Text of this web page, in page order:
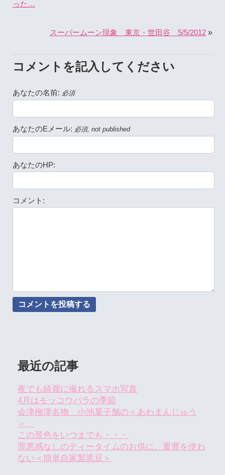
った…
スーパームーン現象 東京・世田谷 5/5/2012 »
コメントを記入してください
あなたの名前: 必須
あなたのEメール: 必須, not published
あなたのHP:
コメント:
最近の記事
夜でも綺麗に撮れるスマホ写真
4月はモッコウバラの季節
会津柳津名物 小池菓子舗の＜あわまんじゅう
＞
この景色をいつまでも・・・
罪悪感なしのティータイムのお供に。重曹を使わ
ない＜簡単自家製黒豆＞